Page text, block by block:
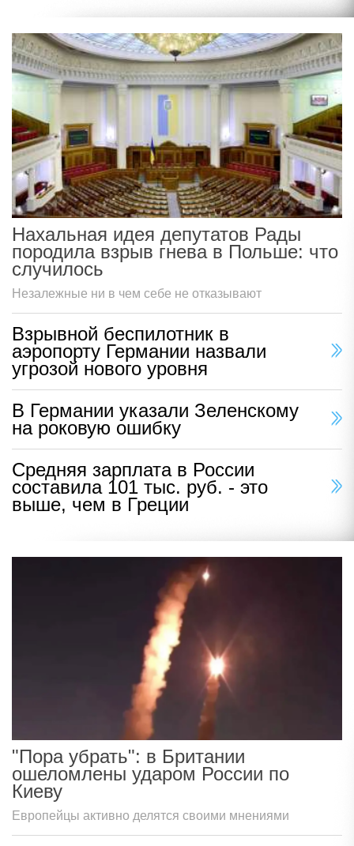
Нахальная идея депутатов Рады
породила взрыв гнева в Польше: что
случилось
Незалежные ни в чем себе не отказывают
Взрывной беспилотник в
аэропорту Германии назвали
угрозой нового уровня
В Германии указали Зеленскому
на роковую ошибку
Средняя зарплата в России
составила 101 тыс. руб. - это
выше, чем в Греции
"Пора убрать": в Британии
ошеломлены ударом России по
Киеву
Европейцы активно делятся своими мнениями